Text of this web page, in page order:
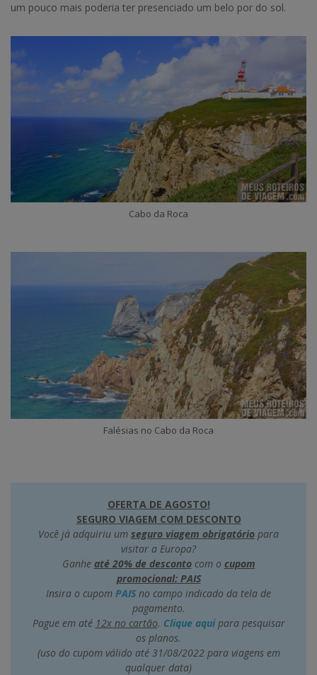
um pouco mais poderia ter presenciado um belo por do sol.
Cabo da Roca
Falésias no Cabo da Roca
OFERTA DE AGOSTO!
SEGURO VIAGEM COM DESCONTO
Você já adquiriu um seguro viagem obrigatório para
visitar a Europa?
Ganhe até 20% de descontocom o cupom
promocional: PAIS
Insira o cupom PAIS no campo indicado da tela de
pagamento.
Pague em até 12x no cartão. Clique aquipara pesquisar
os planos.
(uso do cupom válido até 31/08/2022 para viagens em
qualquer data)